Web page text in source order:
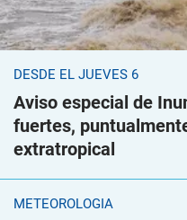
DESDE EL JUEVES 6
Aviso especial de
fuertes,
extratropical
METEOROLOGÍA